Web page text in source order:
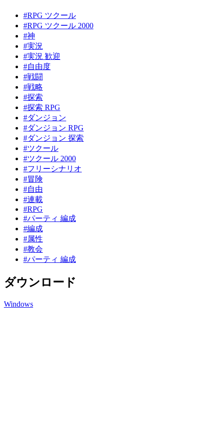
#RPG ツクール
#RPG ツクール 2000
#神
#実況
#実況 歓迎
#自由度
#戦闘
#戦略
#探索
#探索 RPG
#ダンジョン
#ダンジョン RPG
#ダンジョン 探索
#ツクール
#ツクール 2000
#フリーシナリオ
#冒険
#自由
#連載
#RPG
#パーティ 編成
#編成
#属性
#教会
#パーティ 編成
ダウンロード
Windows